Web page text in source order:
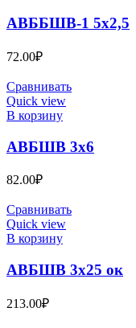
АВББШВ-1 5х2,5
72.00₽
Сравнивать
Quick view
В корзину
АВБШВ 3х6
82.00₽
Сравнивать
Quick view
В корзину
АВБШВ 3х25 ок
213.00₽